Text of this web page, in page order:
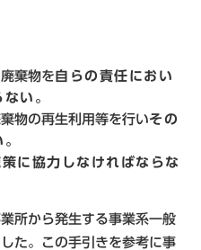
棄物を 自らの責任におい
い。
物の再生利用等を行いその
に協力しなければならな
所から発生する事業系一般
た。この手引きを参考に事